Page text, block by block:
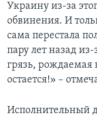
Украину из-за
обвинения. И
сама перестала
пару лет назад из-
грязь, рождаемая
остается!» –
Исполнительный